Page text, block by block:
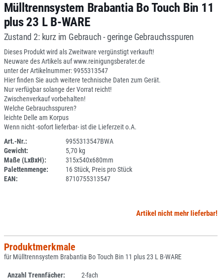
Mülltrennsystem Brabantia Bo Touch Bin 11
plus 23 L B-WARE
Zustand 2: kurz im Gebrauch - geringe Gebrauchsspuren
Dieses Produkt wird als Zweitware vergünstigt verkauft!
Neuware des Artikels auf www.reinigungsberater.de
unter der Artikelnummer: 9955313547
Hier finden Sie auch weitere technische Daten zum Gerät.
Nur verfügbar solange der Vorrat reicht!
Zwischenverkauf vorbehalten!
Welche Gebrauchsspuren?
leichte Delle am Korpus
Wenn nicht -sofort lieferbar- ist die Lieferzeit o.A.
Art.-Nr.:
9955313547BWA
Gewicht:
5,70 kg
Maße (LxBxH):
315x540x680mm
Palettenmenge:
16 Stück, Preis pro Stück
EAN:
8710755313547
Artikel nicht mehr lieferbar!
Produktmerkmale
für Mülltrennsystem Brabantia Bo Touch Bin 11 plus 23 L B-WARE
Anzahl Trennfächer:
2-fach